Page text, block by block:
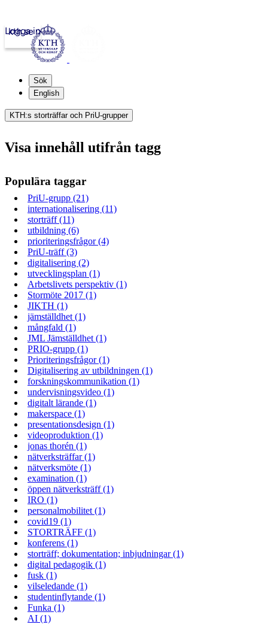
kth.se
Logga in
Sök
English
KTH:s storträffar och PriU-grupper
Visa innehåll utifrån tagg
Populära taggar
PriU-grupp (21)
internationalisering (11)
storträff (11)
utbildning (6)
prioriteringsfrågor (4)
PriU-träff (3)
digitalisering (2)
utvecklingsplan (1)
Arbetslivets perspektiv (1)
Stormöte 2017 (1)
JIKTH (1)
jämställdhet (1)
mångfald (1)
JML Jämställdhet (1)
PRIO-grupp (1)
Prioriteringsfrågor (1)
Digitalisering av utbildningen (1)
forskningskommunikation (1)
undervisningsvideo (1)
digitalt lärande (1)
makerspace (1)
presentationsdesign (1)
videoproduktion (1)
jonas thorén (1)
nätverksträffar (1)
nätverksmöte (1)
examination (1)
öppen nätverksträff (1)
IRO (1)
personalmobilitet (1)
covid19 (1)
STORTRÄFF (1)
konferens (1)
storträff; dokumentation; inbjudningar (1)
digital pedagogik (1)
fusk (1)
vilseledande (1)
studentinflytande (1)
Funka (1)
AI (1)